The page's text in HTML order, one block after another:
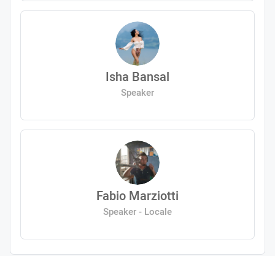
Isha Bansal
Speaker
Fabio Marziotti
Speaker - Locale